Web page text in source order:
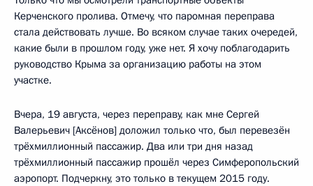
Керченского пролива. Отмечу, что паромная переправа
стала действовать лучше. Во всяком случае таких очередей,
какие были в прошлом году, уже нет. Я хочу поблагодарить
руководство Крыма за организацию работы на этом
участке.
Вчера, 19 августа, через переправу, как мне Сергей
Валерьевич [Аксёнов] доложил только что, был перевезён
трёхмиллионный пассажир. Два или три дня назад
трёхмиллионный пассажир прошёл через Симферопольский
аэропорт. Подчеркну, это только в текущем 2015 году.